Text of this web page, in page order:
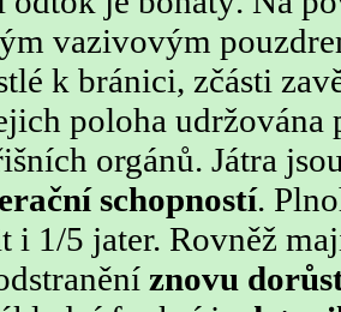
vazivovým
k bránici, zčásti
poloha udržována
orgánů. Játra
schopností.
i 1/5 jater. Rovněž
znovu